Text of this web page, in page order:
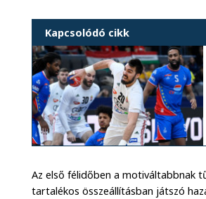
Kapcsolódó cikk
Az első félidőben a motiváltabbnak
tartalékos összeállításban játszó